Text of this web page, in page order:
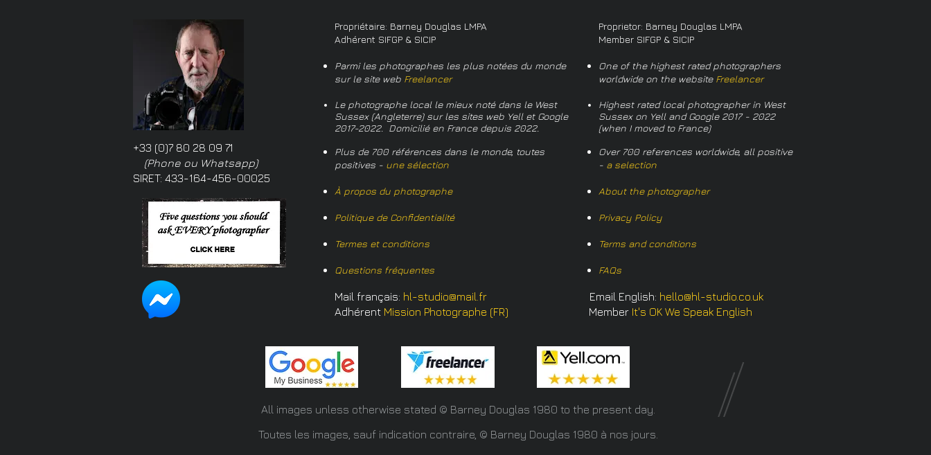
+33 (0)7 80 28 09 71
(Phone ou Whatsapp)
SIRET: 433-164-456-00025
Propriétaire: Barney Douglas LMPA
Adhérent SIFGP & SICIP
Parmi les photographes les plus notées du monde
sur le site web Freelancer
Le photographe local le mieux noté dans le West
Sussex (Angleterre) sur les sites web Yell et Google
2017-2022. Domicilié en France depuis 2022.
Plus de 700 références dans le monde, toutes
positives - une sélection
À propos du photographe
Politique de Confidentialité
Termes et conditions
Questions fréquentes
Proprietor: Barney Douglas LMPA
Member SIFGP & SICIP
One of the highest rated photographers
worldwide on the website Freelancer
Highest rated local photographer in West
Sussex on Yell and Google 2017 - 2022
(when I moved to France)
Over 700 references worldwide, all positive
- a selection
About the photographer
Privacy Policy
Terms and conditions
FAQs
Mail français: hl-studio@mail.fr Email English: hello@hl-studio.co.uk
Adhérent Mission Photographe (FR) Member It's OK We Speak English
All images unless otherwise stated © Barney Douglas 1980 to the present day.
Toutes les images, sauf indication contraire, © Barney Douglas 1980 à nos jours.